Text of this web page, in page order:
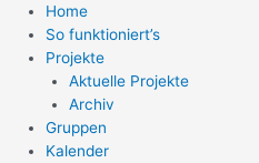
Home
So funktioniert’s
Projekte
Aktuelle Projekte
Archiv
Gruppen
Kalender